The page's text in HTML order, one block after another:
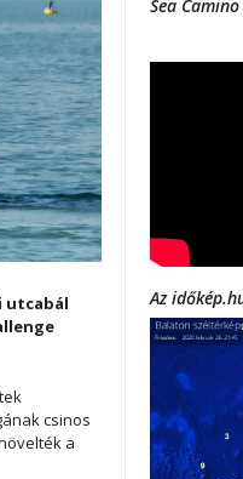
utcabál
csinos
a
Sea
Az